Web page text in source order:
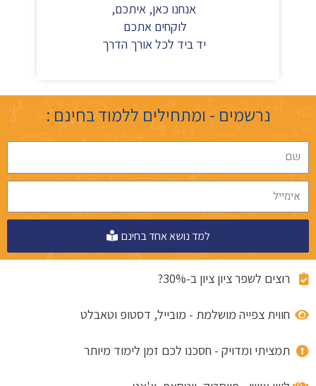
אנחנו כאן, איתכם,
לוקחים אתכם
יד ביד לכל אורך הדרך
נרשמים - ומתחילים ללמוד בחינם :
למד נושא אחד בחינם
רוצים לשפר ציון ציון ב-30%?
חווית צפייה מושלמת - מובייל, דסטופ וטאבלט
תמציתי ומדויק - חסכנו לכם זמן לימוד מיותר